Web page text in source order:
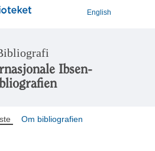
English
Ibsen-
Om bibliografien